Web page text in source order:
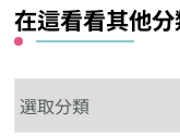
在這看看其他
這